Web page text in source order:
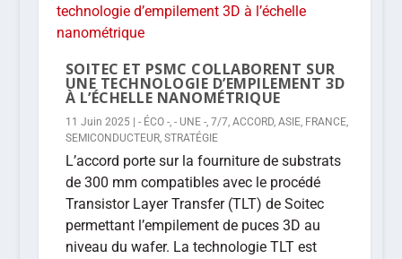
SOITEC ET PSMC COLLABORENT SUR
UNE TECHNOLOGIE D’EMPILEMENT 3D
À L’ÉCHELLE NANOMÉTRIQUE
11 Juin 2025| - ÉCO -, - UNE -, 7/7, ACCORD, ASIE, FRANCE,
SEMICONDUCTEUR, STRATÉGIE
L’accord porte sur la fourniture de substrats
de 300 mm compatibles avec le procédé
Transistor Layer Transfer (TLT) de Soitec
permettant l’empilement de puces 3D au
niveau du wafer. La technologie TLT est